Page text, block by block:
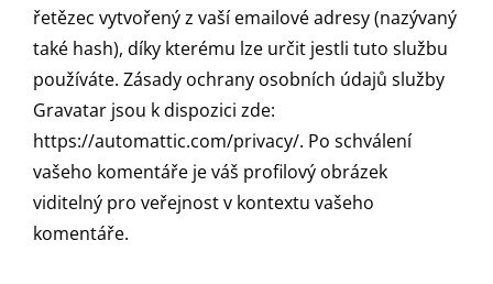
řetězec vytvořený z vaší emailové adresy (nazývaný
také hash), díky kterému lze určit jestli tuto službu
používáte. Zásady ochrany osobních údajů služby
Gravatar jsou k dispozici zde:
https://automattic.com/privacy/. Po schválení
vašeho komentáře je váš profilový obrázek
viditelný pro veřejnost v kontextu vašeho
komentáře.